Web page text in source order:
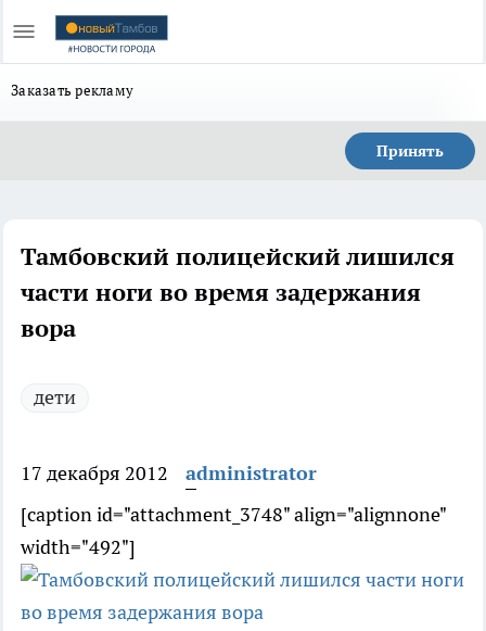
Заказать рекламу
Принять
Тамбовский полицейский лишился
части ноги во время задержания
вора
дети
17 декабря 2012
administrator
[caption id="attachment_3748" align="alignnone"
width="492"]